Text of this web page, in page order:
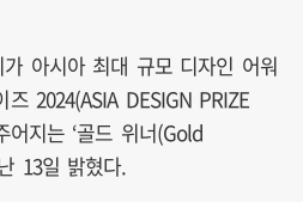
아시아 최대 규모 디자인 어워
2024(ASIA DESIGN PRIZE
어지는 ‘골드 위너(Gold
13일 밝혔다.